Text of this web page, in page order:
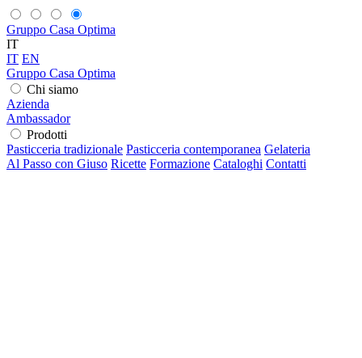
Gruppo Casa Optima
IT
IT EN
Gruppo Casa Optima
Chi siamo
Azienda
Ambassador
Prodotti
Pasticceria tradizionale Pasticceria contemporanea Gelateria
Al Passo con Giuso Ricette Formazione Cataloghi Contatti